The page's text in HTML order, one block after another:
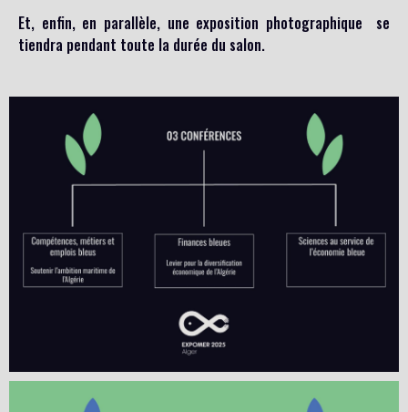
Et, enfin, en parallèle, une exposition photographique se
tiendra pendant toute la durée du salon.